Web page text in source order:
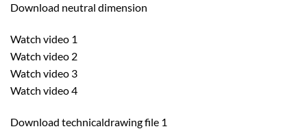
Download neutral dimension
Watch video 1
Watch video 2
Watch video 3
Watch video 4
Download technicaldrawing file 1